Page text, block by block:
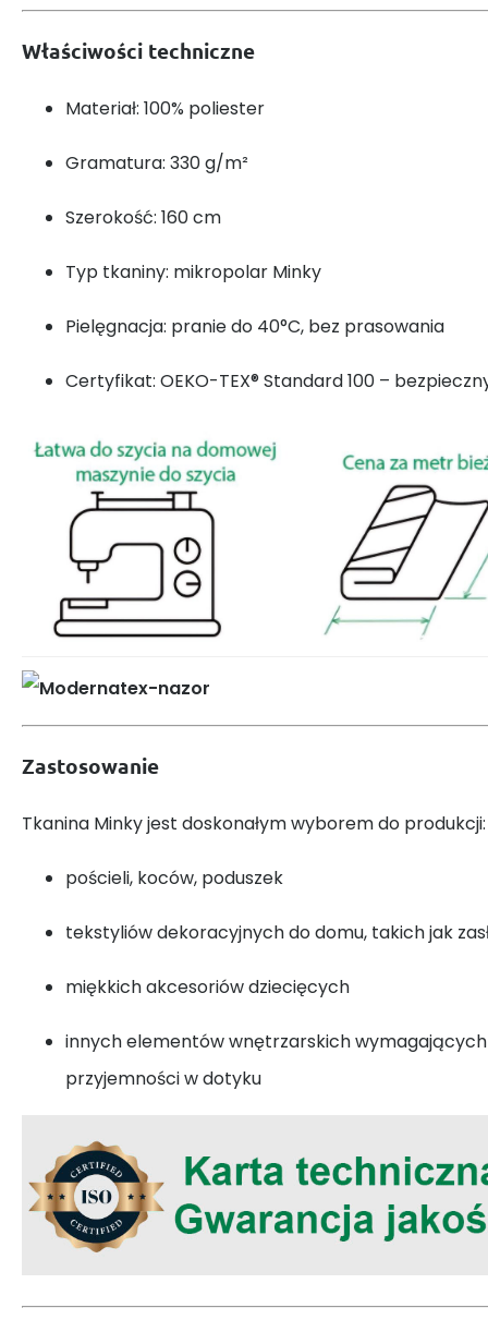
Właściwości techniczne
Materiał: 100% poliester
Gramatura: 330 g/m²
Szerokość: 160 cm
Typ tkaniny: mikropolar Minky
Pielęgnacja: pranie do 40°C, bez prasowania
Certyfikat: OEKO-TEX® Standard 100 –
Zastosowanie
Tkanina Minky jest doskonałym wyborem do produkcji:
pościeli, koców, poduszek
tekstyliów dekoracyjnych do domu, takich jak
miękkich akcesoriów dziecięcych
innych elementów wnętrzarskich
przyjemności w dotyku